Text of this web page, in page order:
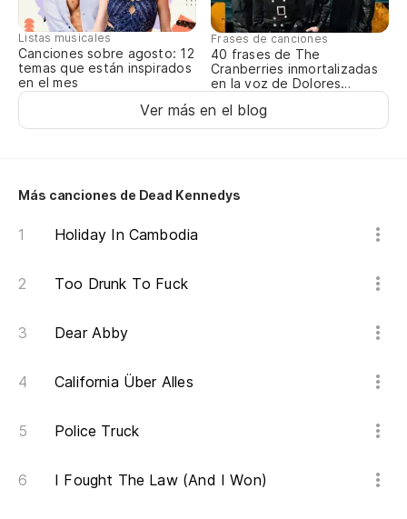
Listas musicales
Canciones sobre agosto: 12
temas que están inspirados
en el mes
Frases de canciones
40 frases de The
Cranberries inmortalizadas
en la voz de Dolores
Ver más en el blog
Más canciones de Dead Kennedys
Holiday In Cambodia
Too Drunk To Fuck
Dear Abby
California Über Alles
Police Truck
I Fought The Law (And I Won)